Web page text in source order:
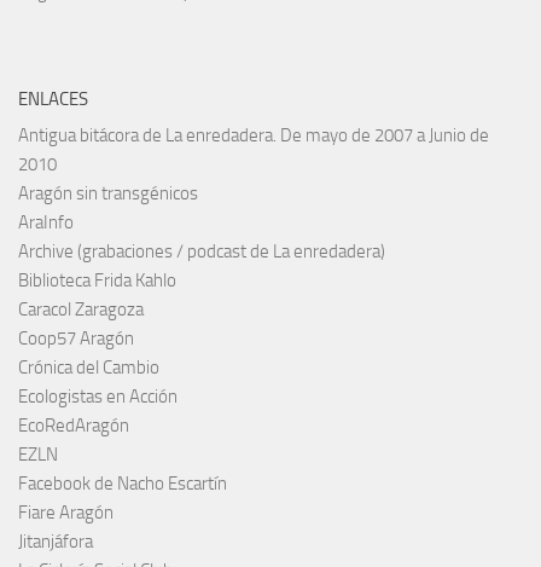
ENLACES
Antigua bitácora de La enredadera. De mayo de 2007 a Junio de
2010
Aragón sin transgénicos
AraInfo
Archive (grabaciones / podcast de La enredadera)
Biblioteca Frida Kahlo
Caracol Zaragoza
Coop57 Aragón
Crónica del Cambio
Ecologistas en Acción
EcoRedAragón
EZLN
Facebook de Nacho Escartín
Fiare Aragón
Jitanjáfora